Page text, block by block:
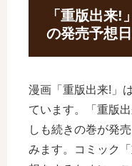
「重版出来!
の発売予想
漫画「重版出来!」
ています。「重版
しも続きの巻が発
みます。コミック